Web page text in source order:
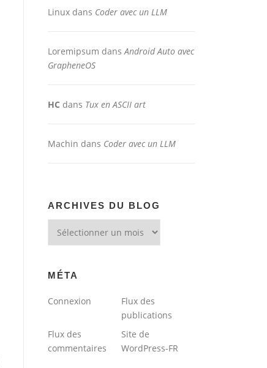
Linux dans Coder avec un LLM
Loremipsum dansAndroid Auto avec
GrapheneOS
HC dans Tux en ASCII art
Machin dans Coder avec un LLM
ARCHIVES DU BLOG
du
MÉTA
Connexion
Flux des
publications
Flux des
commentaires
Site de
WordPress-FR